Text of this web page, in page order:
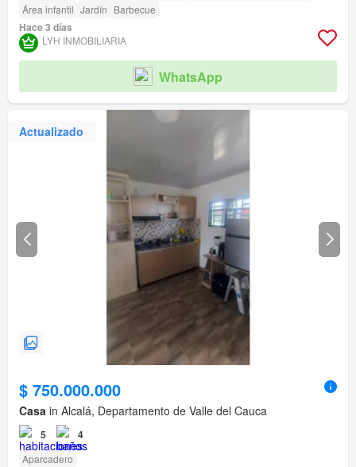
Área infantil Jardín Barbecue
Hace 3 días
LYH INMOBILIARIA
WhatsApp
Actualizado
$ 750.000.000
Casa in Alcalá, Departamento de Valle del Cauca
5 4
Aparcadero